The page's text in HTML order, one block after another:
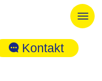
Toggle
Kontakt